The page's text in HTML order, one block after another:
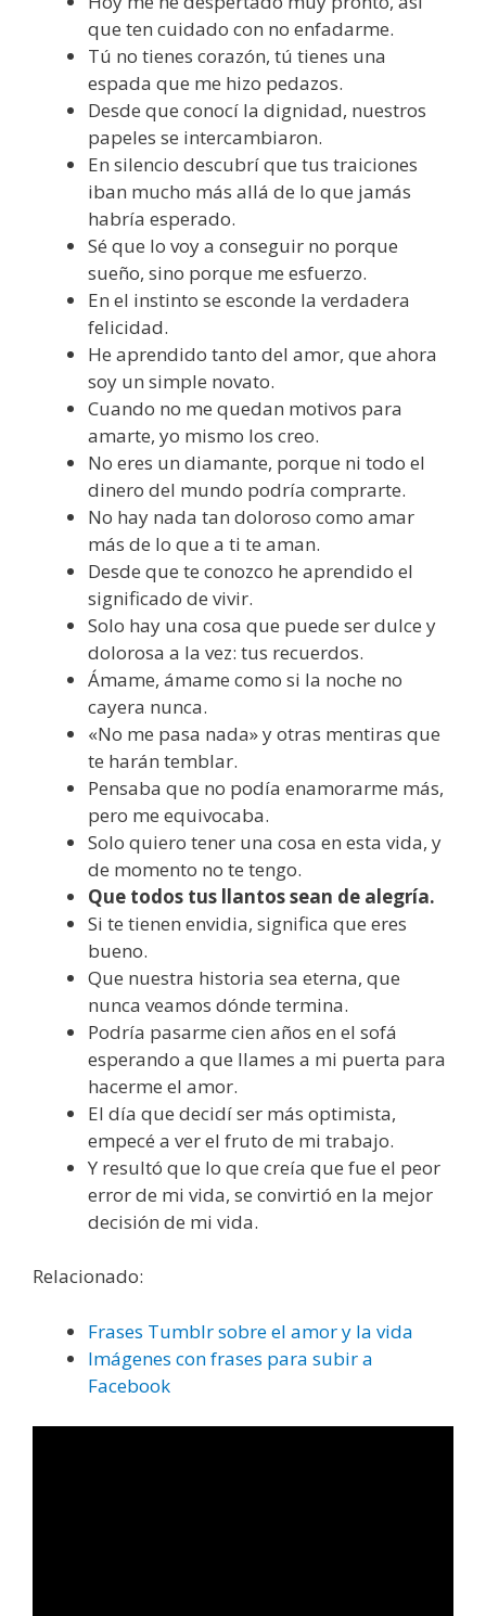
que ten cuidado con no enfadarme.
Tú no tienes corazón, tú tienes una
espada que me hizo pedazos.
Desde que conocí la dignidad, nuestros
papeles se intercambiaron.
En silencio descubrí que tus traiciones
iban mucho más allá de lo que jamás
habría esperado.
Sé que lo voy a conseguir no porque
sueño, sino porque me esfuerzo.
En el instinto se esconde la verdadera
felicidad.
He aprendido tanto del amor, que ahora
soy un simple novato.
Cuando no me quedan motivos para
amarte, yo mismo los creo.
No eres un diamante, porque ni todo el
dinero del mundo podría comprarte.
No hay nada tan doloroso como amar
más de lo que a ti te aman.
Desde que te conozco he aprendido el
significado de vivir.
Solo hay una cosa que puede ser dulce y
dolorosa a la vez: tus recuerdos.
Ámame, ámame como si la noche no
cayera nunca.
«No me pasa nada» y otras mentiras que
te harán temblar.
Pensaba que no podía enamorarme más,
pero me equivocaba.
Solo quiero tener una cosa en esta vida, y
de momento no te tengo.
Que todos tus llantos sean de alegría.
Si te tienen envidia, significa que eres
bueno.
Que nuestra historia sea eterna, que
nunca veamos dónde termina.
Podría pasarme cien años en el sofá
esperando a que llames a mi puerta para
hacerme el amor.
El día que decidí ser más optimista,
empecé a ver el fruto de mi trabajo.
Y resultó que lo que creía que fue el peor
error de mi vida, se convirtió en la mejor
decisión de mi vida.
Relacionado:
Frases Tumblr sobre el amor y la vida
Imágenes con frases para subir a
Facebook